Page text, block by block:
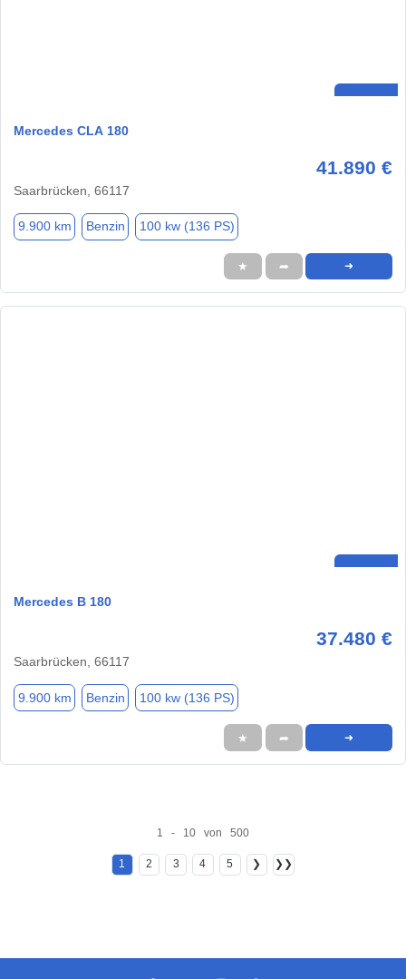
Mercedes CLA 180
41.890 €
Saarbrücken, 66117
9.900 km Benzin 100 kw (136 PS)
★ ➦ ➜
Mercedes B 180
37.480 €
Saarbrücken, 66117
9.900 km Benzin 100 kw (136 PS)
★ ➦ ➜
1 - 10 von 500
1 2 3 4 5 ❯ ❯❯